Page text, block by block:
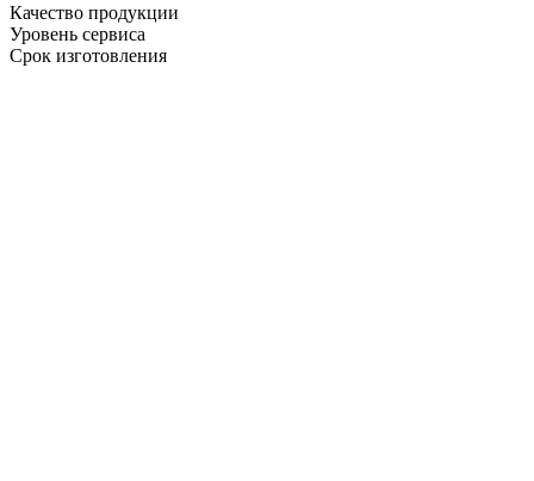
Качество продукции
Уровень сервиса
Срок изготовления